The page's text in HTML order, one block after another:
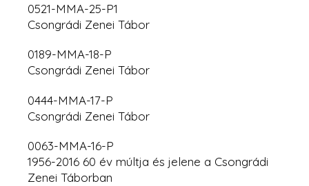
0521-MMA-25-P1
Csongrádi Zenei Tábor
0189-MMA-18-P
Csongrádi Zenei Tábor
0444-MMA-17-P
Csongrádi Zenei Tábor
0063-MMA-16-P
1956-2016 60 év múltja és jelene a Csongrádi
Zenei Táborban